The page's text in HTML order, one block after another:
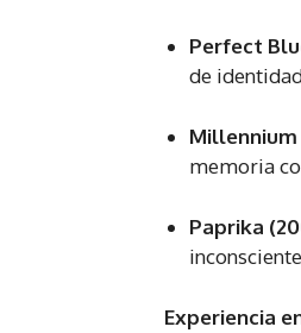
Perfect
de
Millennium
memoria
Paprika
Experiencia